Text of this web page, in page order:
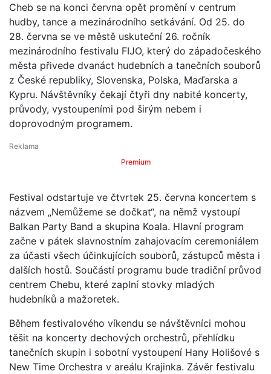
Cheb se na konci června opět promění v centrum
hudby, tance a mezinárodního setkávání. Od 25. do
28. června se ve městě uskuteční 26. ročník
mezinárodního festivalu FIJO, který do západočeského
města přivede dvanáct hudebních a tanečních souborů
z České republiky, Slovenska, Polska, Maďarska a
Kypru. Návštěvníky čekají čtyři dny nabité koncerty,
průvody, vystoupeními pod širým nebem i
doprovodným programem.
Premium
Festival odstartuje ve čtvrtek 25. června koncertem s
názvem „Nemůžeme se dočkat“, na němž vystoupí
Balkan Party Band a skupina Koala. Hlavní program
začne v pátek slavnostním zahajovacím ceremoniálem
za účasti všech účinkujících souborů, zástupců města i
dalších hostů. Součástí programu bude tradiční průvod
centrem Chebu, které zaplní stovky mladých
hudebníků a mažoretek.
Během festivalového víkendu se návštěvníci mohou
těšit na koncerty dechových orchestrů, přehlídku
tanečních skupin i sobotní vystoupení Hany Holišové s
New Time Orchestra v areálu Krajinka. Závěr festivalu